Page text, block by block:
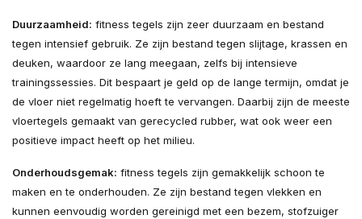
Duurzaamheid: fitness tegels zijn zeer duurzaam en bestand
tegen intensief gebruik. Ze zijn bestand tegen slijtage, krassen en
deuken, waardoor ze lang meegaan, zelfs bij intensieve
trainingssessies. Dit bespaart je geld op de lange termijn, omdat je
de vloer niet regelmatig hoeft te vervangen. Daarbij zijn de meeste
vloertegels gemaakt van gerecycled rubber, wat ook weer een
positieve impact heeft op het milieu.
Onderhoudsgemak: fitness tegels zijn gemakkelijk schoon te
maken en te onderhouden. Ze zijn bestand tegen vlekken en
kunnen eenvoudig worden gereinigd met een bezem, stofzuiger